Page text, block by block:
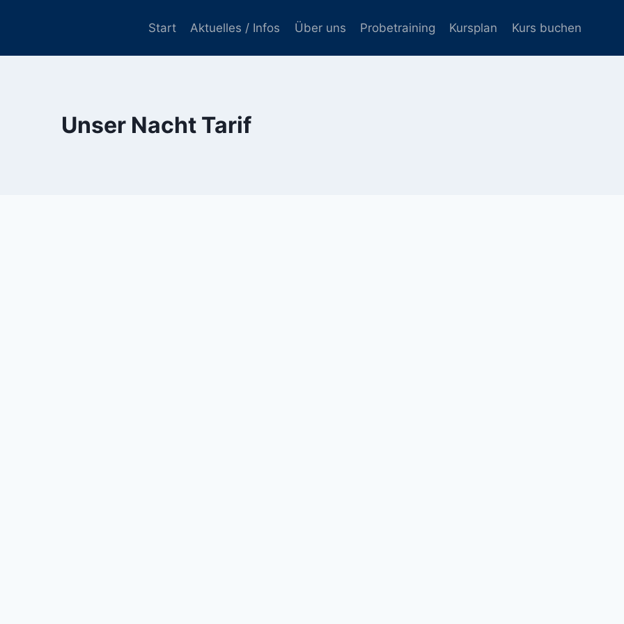
Start Aktuelles / Infos Über uns Probetraining Kursplan Kurs buchen
Unser Nacht Tarif